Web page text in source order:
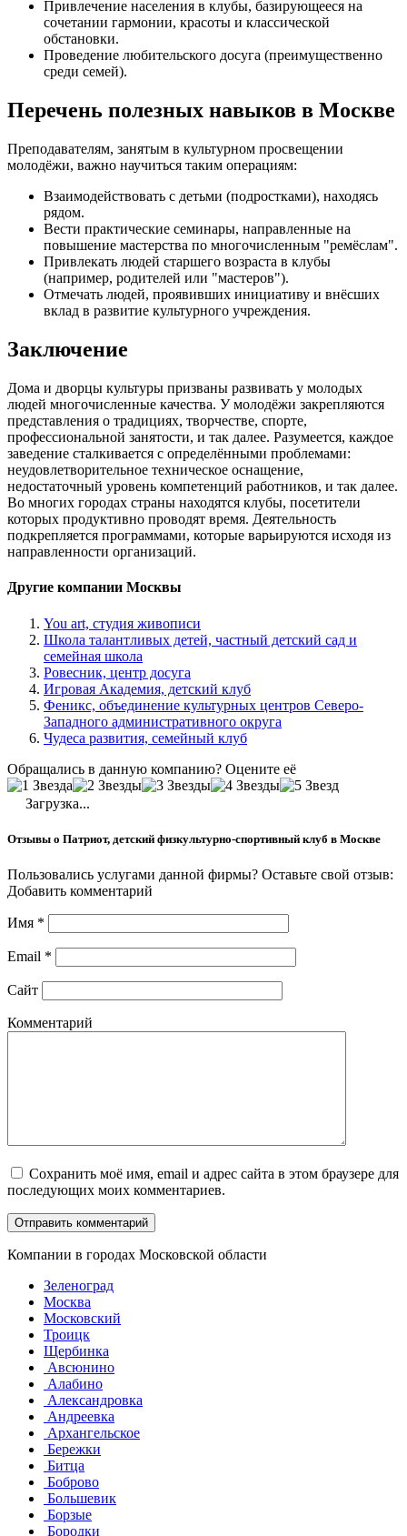
Привлечение населения в клубы, базирующееся на
сочетании гармонии, красоты и классической
обстановки.
Проведение любительского досуга (преимущественно
среди семей).
Перечень полезных навыков в Москве
Преподавателям, занятым в культурном просвещении
молодёжи, важно научиться таким операциям:
Взаимодействовать с детьми (подростками), находясь
рядом.
Вести практические семинары, направленные на
повышение мастерства по многочисленным "ремёслам".
Привлекать людей старшего возраста в клубы
(например, родителей или "мастеров").
Отмечать людей, проявивших инициативу и внёсших
вклад в развитие культурного учреждения.
Заключение
Дома и дворцы культуры призваны развивать у молодых
людей многочисленные качества. У молодёжи закрепляются
представления о традициях, творчестве, спорте,
профессиональной занятости, и так далее. Разумеется, каждое
заведение сталкивается с определёнными проблемами:
неудовлетворительное техническое оснащение,
недостаточный уровень компетенций работников, и так далее.
Во многих городах страны находятся клубы, посетители
которых продуктивно проводят время. Деятельность
подкрепляется программами, которые варьируются исходя из
направленности организаций.
Другие компании Москвы
You art, студия живописи
Школа талантливых детей, частный детский сад и
семейная школа
Ровесник, центр досуга
Игровая Академия, детский клуб
Феникс, объединение культурных центров Северо-
Западного административного округа
Чудеса развития, семейный клуб
Обращались в данную компанию? Оцените её
Загрузка...
Отзывы о Патриот, детский физкультурно-спортивный клуб в Москве
Пользовались услугами данной фирмы? Оставьте свой отзыв:
Добавить комментарий
Имя *
Email *
Сайт
Комментарий
Сохранить моё имя, email и адрес сайта в этом браузере для
последующих моих комментариев.
Компании в городах Московской области
Зеленоград
Москва
Московский
Троицк
Щербинка
Авсюнино
Алабино
Александровка
Андреевка
Архангельское
Бережки
Битца
Боброво
Большевик
Борзые
Бородки